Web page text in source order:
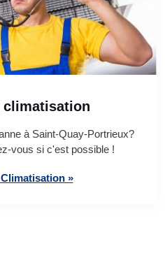
climatisation
à Saint-Quay-Portrieux?
vous si c'est possible !
»